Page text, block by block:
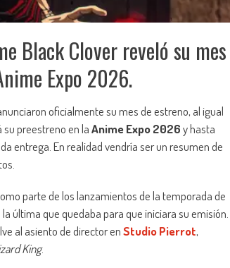
Black Clover reveló su mes
Expo 2026.
oficialmente su mes de estreno, al igual
su preestreno en laAnime Expo 2026y hasta
entrega. En realidad vendría ser un resumen de
parte de los lanzamientos de la temporada de
última que quedaba para que iniciara su emisión.
al asiento de director enStudio Pierrot,
King.